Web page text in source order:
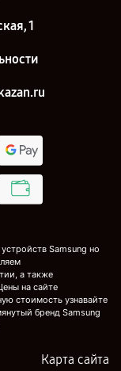
1
Samsung но
а также
на сайте
стоимость узнавайте
бренд Samsung
Карта сайта